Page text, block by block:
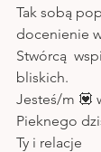
Tak sobą
docenienie
Stwórcą
bliskich.
Jesteś/m 💟
Pieknego
Ty i relacje